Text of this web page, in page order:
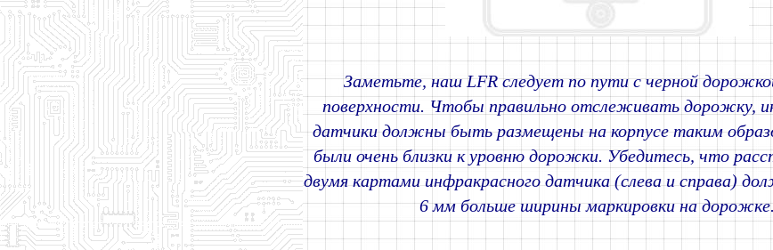
Заметьте, наш LFR следует по пути с черной
поверхности. Чтобы правильно отслеживать дорожку,
датчики должны быть размещены на корпусе таким
были очень близки к уровню дорожки. Убедитесь, что
двумя картами инфракрасного датчика (слева и справа)
6 мм больше ширины маркировки на